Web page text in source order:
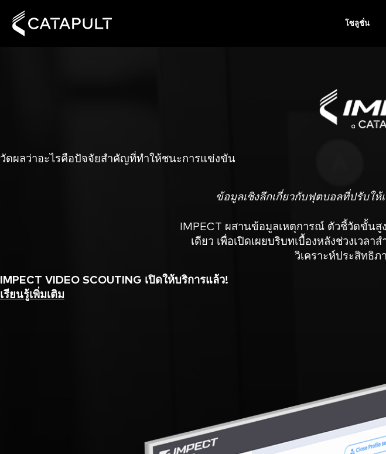
โซลูชั่น
วัดผลว่าอะไรคือปัจจัยสำคัญที่ทำให้ชนะการแข่งขัน
ข้อมูลเชิงลึกเกี่ยวกับฟุตบอลที่ปรับใ
IMPECT ผสานข้อมูลเหตุการณ์ ตัวชี้วัดขั้น
เดียว เพื่อเปิดเผยบริบทเบื้องหลังช่วงเว
วิเคราะห์ประสิทธิภ
IMPECT VIDEO SCOUTING เปิดให้บริการแล้ว!
เรียนรู้เพิ่มเติม